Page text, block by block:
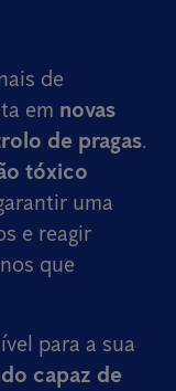
de
em novas
de pragas.
tóxico
uma
e reagir
que
para a sua
capaz de